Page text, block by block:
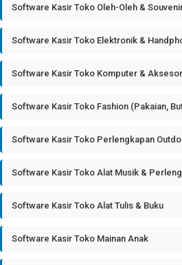
Software Kasir Toko Oleh-Oleh &
Software Kasir Toko Elektronik &
Software Kasir Toko Komputer &
Software Kasir Toko Fashion (Pakaian,
Software Kasir Toko Perlengkapan
Software Kasir Toko Alat Musik &
Software Kasir Toko Alat Tulis & Buku
Software Kasir Toko Mainan Anak